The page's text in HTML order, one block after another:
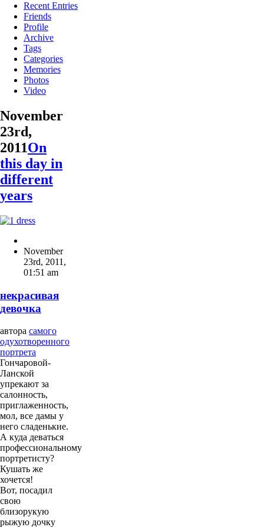
Recent Entries
Friends
Profile
Archive
Tags
Categories
Memories
Photos
Video
November
23rd,
2011On
this day in
different
years
November
23rd, 2011 ,
01:51 am
некрасивая
девочка
автора самого
одухотворенного
портрета
Гончаровой-
Ланской
упрекают за
салонность,
приглаженность,
мол, все дамы у
него сладенькие.
А куда деваться
профессиональному
портретисту?
Кушать же
хочется!
Вот, посадил
свою
близорукую
рыжую дочку